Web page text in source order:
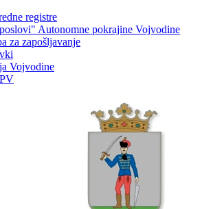
registre
Autonomne pokrajine Vojvodine
za zapošljavanje
Vojvodine